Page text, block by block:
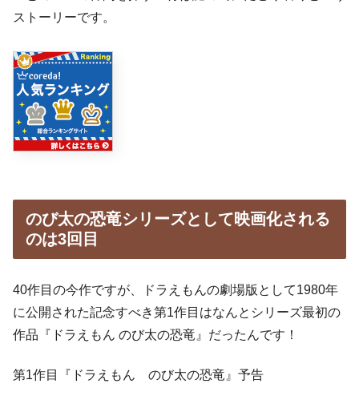
ストーリーです。
のび太の恐竜シリーズとして映画化される
のは3回目
40作目の今作ですが、ドラえもんの劇場版として1980年
に公開された記念すべき第1作目はなんとシリーズ最初の
作品『ドラえもん のび太の恐竜』だったんです！
第1作目『ドラえもん のび太の恐竜』予告